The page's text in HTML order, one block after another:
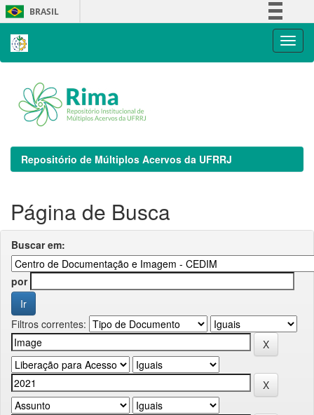
Skip
navigation
BRASIL
Repositório de Múltiplos Acervos da UFRRJ
Página de Busca
Buscar em:
por
Filtros correntes: